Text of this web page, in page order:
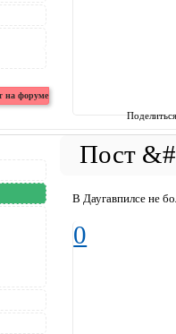
В Даугавпилсе не
0